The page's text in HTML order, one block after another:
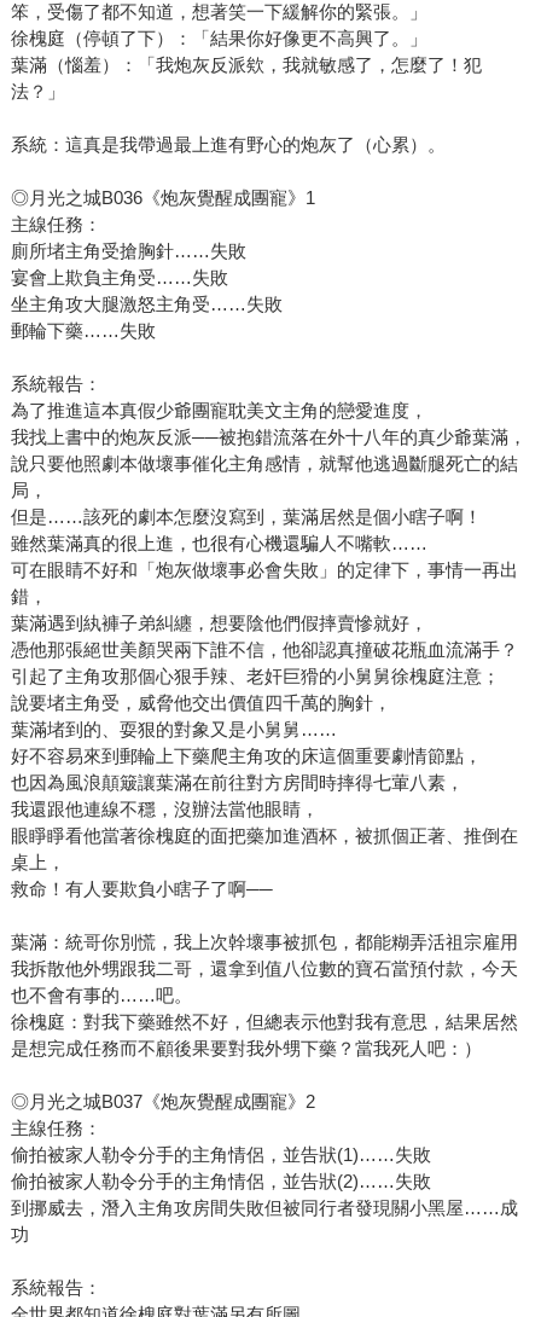
笨，受傷了都不知道，想著笑一下緩解你的緊張。」
徐槐庭（停頓了下）：「結果你好像更不高興了。」
葉滿（惱羞）：「我炮灰反派欸，我就敏感了，怎麼了！犯
法？」
系統：這真是我帶過最上進有野心的炮灰了（心累）。
◎月光之城B036《炮灰覺醒成團寵》1
主線任務：
廁所堵主角受搶胸針……失敗
宴會上欺負主角受……失敗
坐主角攻大腿激怒主角受……失敗
郵輪下藥……失敗
系統報告：
為了推進這本真假少爺團寵耽美文主角的戀愛進度，
我找上書中的炮灰反派──被抱錯流落在外十八年的真少爺葉滿，
說只要他照劇本做壞事催化主角感情，就幫他逃過斷腿死亡的結
局，
但是……該死的劇本怎麼沒寫到，葉滿居然是個小瞎子啊！
雖然葉滿真的很上進，也很有心機還騙人不嘴軟……
可在眼睛不好和「炮灰做壞事必會失敗」的定律下，事情一再出
錯，
葉滿遇到紈褲子弟糾纏，想要陰他們假摔賣慘就好，
憑他那張絕世美顏哭兩下誰不信，他卻認真撞破花瓶血流滿手？
引起了主角攻那個心狠手辣、老奸巨猾的小舅舅徐槐庭注意；
說要堵主角受，威脅他交出價值四千萬的胸針，
葉滿堵到的、耍狠的對象又是小舅舅……
好不容易來到郵輪上下藥爬主角攻的床這個重要劇情節點，
也因為風浪顛簸讓葉滿在前往對方房間時摔得七葷八素，
我還跟他連線不穩，沒辦法當他眼睛，
眼睜睜看他當著徐槐庭的面把藥加進酒杯，被抓個正著、推倒在
桌上，
救命！有人要欺負小瞎子了啊──
葉滿：統哥你別慌，我上次幹壞事被抓包，都能糊弄活祖宗雇用
我拆散他外甥跟我二哥，還拿到值八位數的寶石當預付款，今天
也不會有事的……吧。
徐槐庭：對我下藥雖然不好，但總表示他對我有意思，結果居然
是想完成任務而不顧後果要對我外甥下藥？當我死人吧：）
◎月光之城B037《炮灰覺醒成團寵》2
主線任務：
偷拍被家人勒令分手的主角情侶，並告狀(1)……失敗
偷拍被家人勒令分手的主角情侶，並告狀(2)……失敗
到挪威去，潛入主角攻房間失敗但被同行者發現關小黑屋……成
功
系統報告：